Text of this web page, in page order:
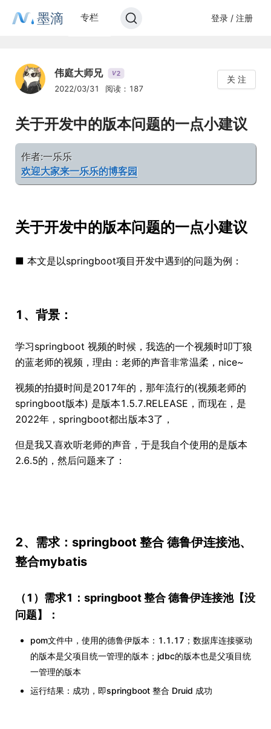
墨滴 专栏 登录 / 注册
伟庭大师兄 V2
2022/03/31 阅读：187
关 注
关于开发中的版本问题的一点小建议
作者:一乐乐
欢迎大家来一乐乐的博客园
关于开发中的版本问题的一点小建议
■ 本文是以springboot项目开发中遇到的问题为例：
1、背景：
学习springboot 视频的时候，我选的一个视频时叩丁狼
的蓝老师的视频，理由：老师的声音非常温柔，nice~
视频的拍摄时间是2017年的，那年流行的(视频老师的
springboot版本) 是版本1.5.7.RELEASE，而现在，是
2022年，springboot都出版本3了，
但是我又喜欢听老师的声音，于是我自个使用的是版本
2.6.5的，然后问题来了：
2、需求：springboot 整合 德鲁伊连接池、
整合mybatis
（1）需求1：springboot 整合 德鲁伊连接池【没
问题】：
pom文件中，使用的德鲁伊版本：1.1.17；数据库连接驱动
的版本是父项目统一管理的版本；jdbc的版本也是父项目统
一管理的版本
运行结果：成功，即springboot 整合 Druid 成功